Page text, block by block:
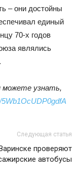
– они достойны
единый
70-х годов
являлись
можете узнать,
Следующая статья
проверяют
автобусы